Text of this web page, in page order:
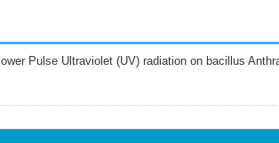
Pulse Ultraviolet (UV) radiation on bacillus